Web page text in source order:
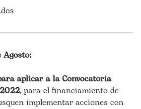
aplicar a la Convocatoria
, para el financiamiento de
implementar acciones con